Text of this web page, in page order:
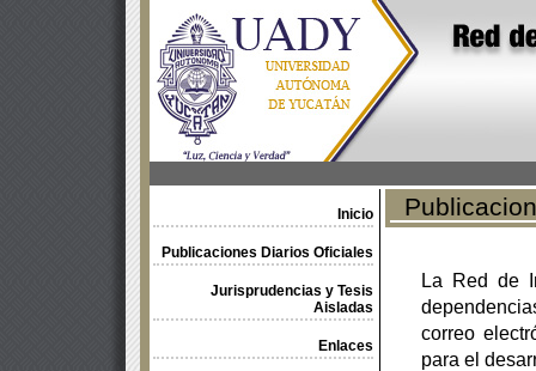
Inicio
Publicaciones Diarios Oficiales
Jurisprudencias y Tesis
Aisladas
Enlaces
La Red de
correo
para el